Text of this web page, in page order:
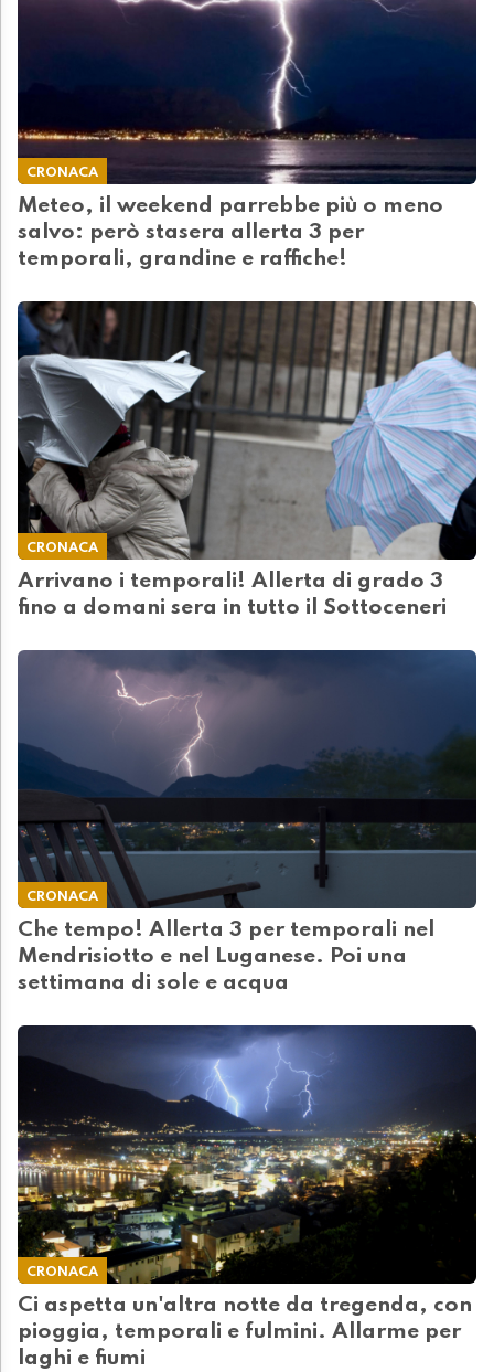
CRONACA
Meteo, il weekend parrebbe più o meno
salvo: però stasera allerta 3 per
temporali, grandine e raffiche!
CRONACA
Arrivano i temporali! Allerta di grado 3
fino a domani sera in tutto il Sottoceneri
CRONACA
Che tempo! Allerta 3 per temporali nel
Mendrisiotto e nel Luganese. Poi una
settimana di sole e acqua
CRONACA
Ci aspetta un'altra notte da tregenda, con
pioggia, temporali e fulmini. Allarme per
laghi e fiumi